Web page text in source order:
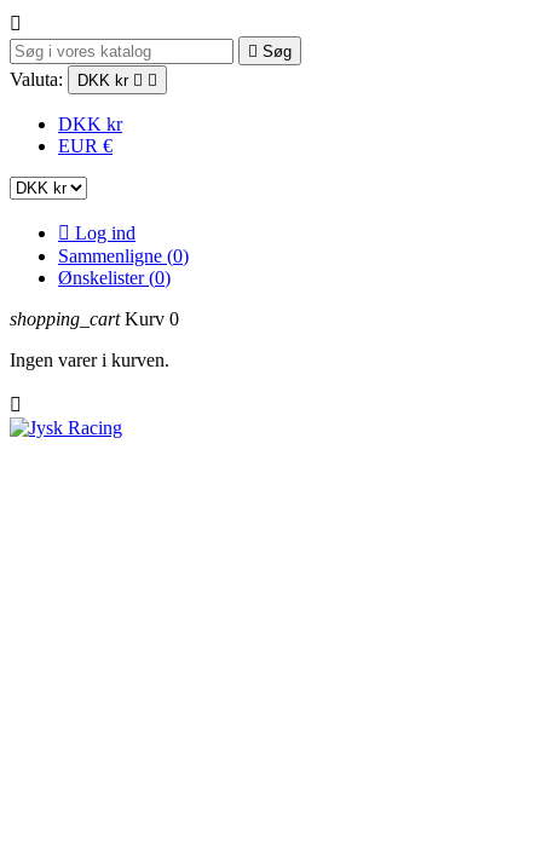

 Søg
Valuta: DKK kr  
DKK kr
EUR €
 Log ind
Sammenligne (0)
Ønskelister (0)
shopping_cart Kurv 0
Ingen varer i kurven.
